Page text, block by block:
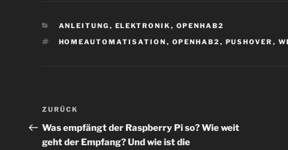
KATEGORIEN
ANLEITUNG , ELEKTRONIK , OPENHAB2
SCHLAGWÖRTER
HOMEAUTOMATISATION , OPENHAB2 , PUSHOVER ,
Beitragsnavigation
Vorheriger
Beitrag
ZURÜCK
Was empfängt der Raspberry Pi so? Wie weit
geht der Empfang? Und wie ist die